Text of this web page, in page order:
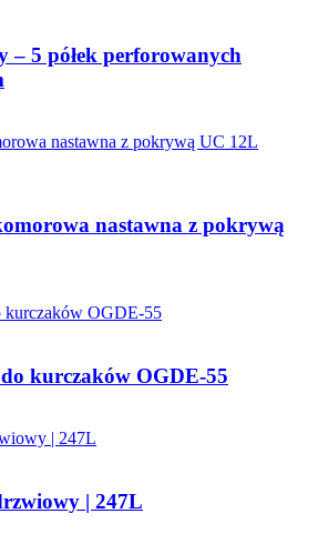
– 5 półek perforowanych
nastawna z pokrywą
kurczaków OGDE-55
| 247L